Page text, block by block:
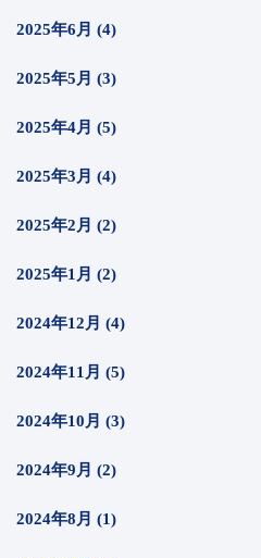
2025年6月 (4)
2025年5月 (3)
2025年4月 (5)
2025年3月 (4)
2025年2月 (2)
2025年1月 (2)
2024年12月 (4)
2024年11月 (5)
2024年10月 (3)
2024年9月 (2)
2024年8月 (1)